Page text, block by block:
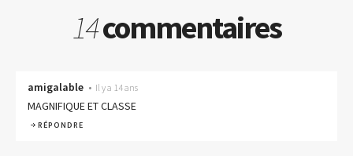
14commentaires
amigalable • Il y a 14 ans
MAGNIFIQUE ET CLASSE
RÉPONDRE